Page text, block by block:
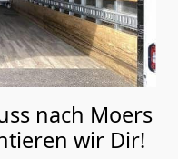
nach Moers
wir Dir!